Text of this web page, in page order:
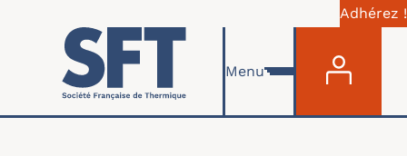
Aller au contenu principal
Adhérez !
Menu